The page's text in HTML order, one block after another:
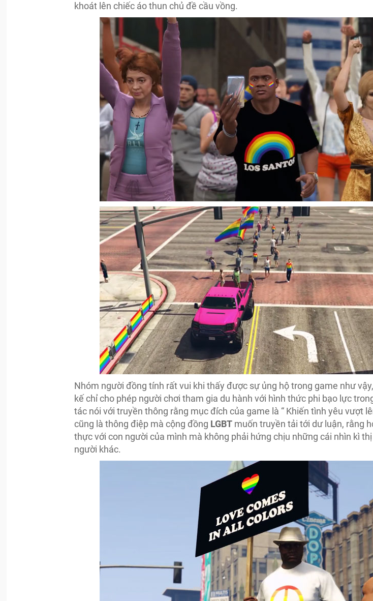
khoát lên chiếc áo thun chủ đề cầu vồng.
Nhóm người đồng tính rất vui khi thấy được sự ủng hộ trong game như
kế chỉ cho phép người chơi tham gia du hành với hình thức phi bạo lực
tác nói với truyền thông rằng mục đích của game là “ Khiến tình yêu vượt
cũng là thông điệp mà cộng đồng LGBT muốn truyền tải tới dư luận, rằng
thực với con người của mình mà không phải hứng chịu những cái nhìn kì
người khác.